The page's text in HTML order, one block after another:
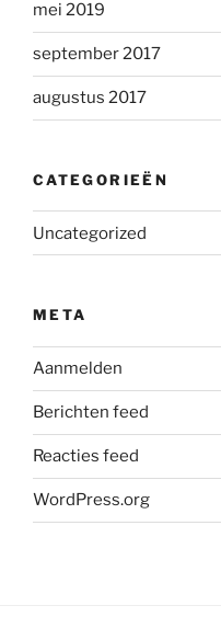
mei 2019
september 2017
augustus 2017
CATEGORIEËN
Uncategorized
META
Aanmelden
Berichten feed
Reacties feed
WordPress.org